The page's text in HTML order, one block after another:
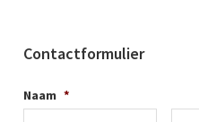
Contactformulier
Naam *